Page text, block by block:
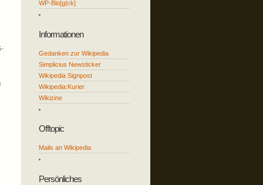
WP-Blo[g|ck]
Informationen
Gedanken zur Wikipedia
Simplicius Newsticker
Wikipedia Signpost
Wikipedia:Kurier
Wikizine
Offtopic
Mails an Wikipedia
Persönliches